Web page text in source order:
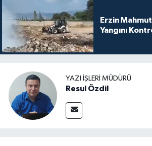
Erzin
Yangını
YAZI İŞLERI MÜDÜRÜ
Resul Özdil